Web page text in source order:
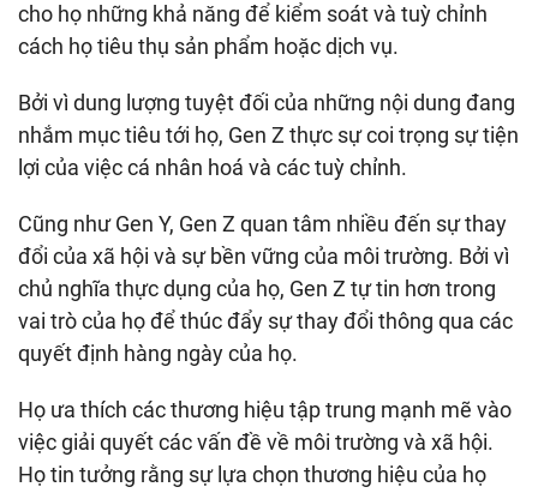
cho họ những khả năng để kiểm soát và tuỳ chỉnh
cách họ tiêu thụ sản phẩm hoặc dịch vụ.
Bởi vì dung lượng tuyệt đối của những nội dung đang
nhắm mục tiêu tới họ, Gen Z thực sự coi trọng sự tiện
lợi của việc cá nhân hoá và các tuỳ chỉnh.
Cũng như Gen Y, Gen Z quan tâm nhiều đến sự thay
đổi của xã hội và sự bền vững của môi trường. Bởi vì
chủ nghĩa thực dụng của họ, Gen Z tự tin hơn trong
vai trò của họ để thúc đẩy sự thay đổi thông qua các
quyết định hàng ngày của họ.
Họ ưa thích các thương hiệu tập trung mạnh mẽ vào
việc giải quyết các vấn đề về môi trường và xã hội.
Họ tin tưởng rằng sự lựa chọn thương hiệu của họ